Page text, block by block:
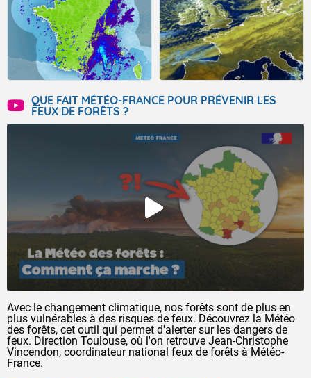
QUE FAIT MÉTÉO-FRANCE POUR PRÉVENIR LES
FEUX DE FORÊTS ?
Avec le changement climatique, nos forêts sont de plus en
plus vulnérables à des risques de feux. Découvrez la Météo
des forêts, cet outil qui permet d'alerter sur les dangers de
feux. Direction Toulouse, où l'on retrouve Jean-Christophe
Vincendon, coordinateur national feux de forêts à Météo-
France.